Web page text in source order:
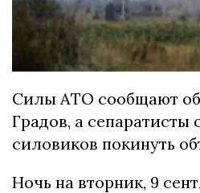
Силы АТО сообщают об
Градов, а сепаратисты
силовиков покинуть
Ночь на вторник, 9